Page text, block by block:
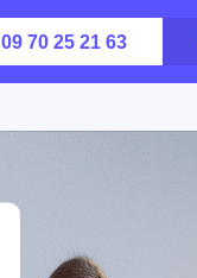
09 70 25 21 63